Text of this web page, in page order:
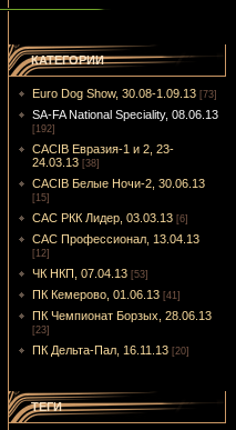
КАТЕГОРИИ
Euro Dog Show, 30.08-1.09.13 [73]
SA-FA National Speciality, 08.06.13
[192]
CACIB Евразия-1 и 2, 23-
24.03.13 [38]
CACIB Белые Ночи-2, 30.06.13
[15]
САС РКК Лидер, 03.03.13 [6]
САС Профессионал, 13.04.13
[12]
ЧК НКП, 07.04.13 [53]
ПК Кемерово, 01.06.13 [41]
ПК Чемпионат Борзых, 28.06.13
[23]
ПК Дельта-Пал, 16.11.13 [20]
ТЕГИ